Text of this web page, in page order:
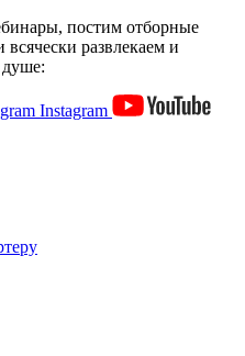
постим отборные
развлекаем и
Instagram